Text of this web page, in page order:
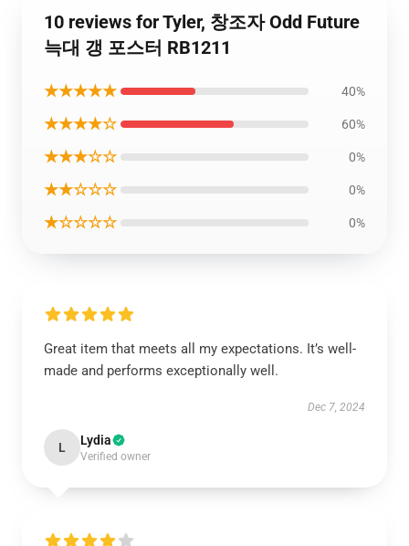
10 reviews for Tyler, 창조자 Odd Future
늑대 갱 포스터 RB1211
★★★★★ 40%
★★★★☆ 60%
★★★☆☆ 0%
★★☆☆☆ 0%
★☆☆☆☆ 0%
Great item that meets all my expectations. It’s well-
made and performs exceptionally well.
Dec 7, 2024
L Lydia
Verified owner